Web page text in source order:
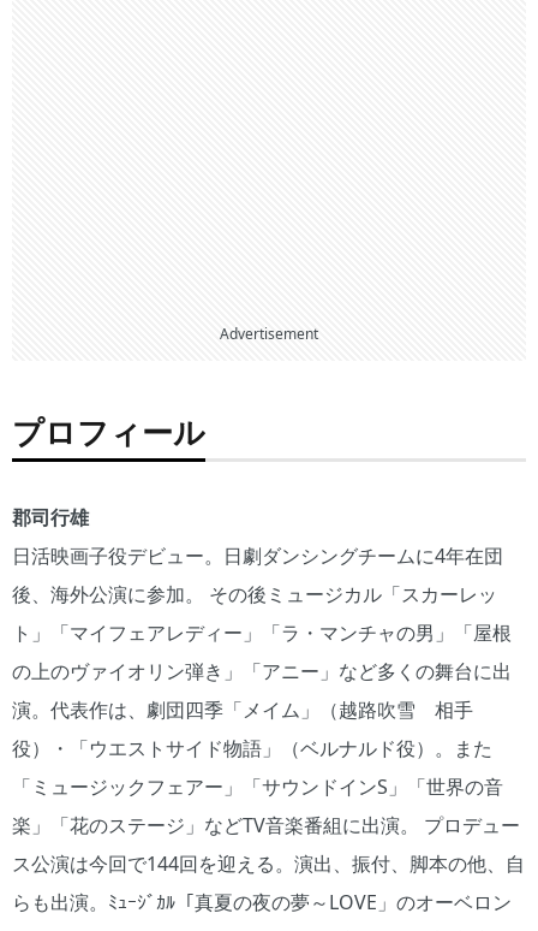
Advertisement
プロフィール
郡司行雄
日活映画子役デビュー。日劇ダンシングチームに4年在団
後、海外公演に参加。 その後ミュージカル「スカーレッ
ト」「マイフェアレディー」「ラ・マンチャの男」「屋根
の上のヴァイオリン弾き」「アニー」など多くの舞台に出
演。代表作は、劇団四季「メイム」（越路吹雪 相手
役）・「ウエストサイド物語」（ベルナルド役）。また
「ミュージックフェアー」「サウンドインS」「世界の音
楽」「花のステージ」などTV音楽番組に出演。 プロデュー
ス公演は今回で144回を迎える。演出、振付、脚本の他、自
らも出演。ﾐｭｰｼﾞｶﾙ「真夏の夜の夢～LOVE」のオーベロン